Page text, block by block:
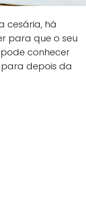
cesária, há
para que o seu
conhecer
para depois da